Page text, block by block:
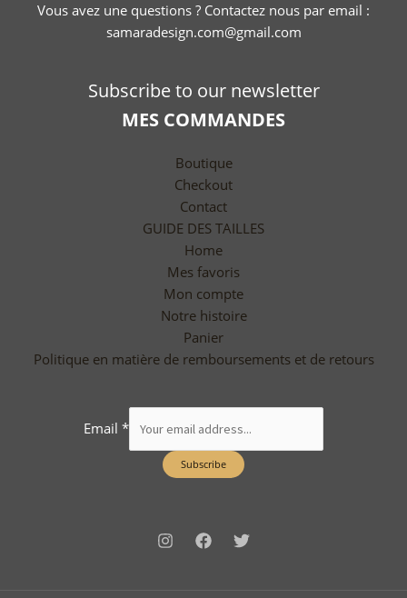
Vous avez une questions ? Contactez nous par email :
samaradesign.com@gmail.com
Subscribe to our newsletter
MES COMMANDES
Boutique
Checkout
Contact
GUIDE DES TAILLES
Home
Mes favoris
Mon compte
Notre histoire
Panier
Politique en matière de remboursements et de retours
Email*
Subscribe